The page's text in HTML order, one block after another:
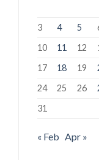
3
4 5
10
11 12
17
18 19
24
25 26
31
« Feb Apr »